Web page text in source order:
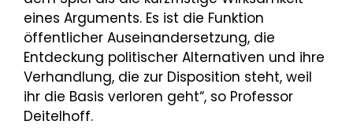
eines Arguments. Es ist die Funktion
öffentlicher Auseinandersetzung, die
Entdeckung politischer Alternativen und ihre
Verhandlung, die zur Disposition steht, weil
ihr die Basis verloren geht“, so Professor
Deitelhoff.